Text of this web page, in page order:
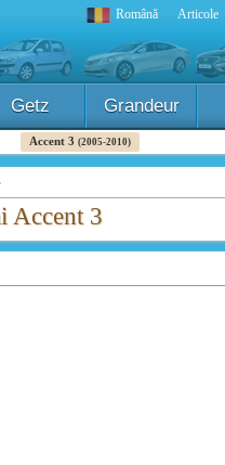
Română Articole
Getz Grandeur
Accent 3 (2005-2010)
Accent 3